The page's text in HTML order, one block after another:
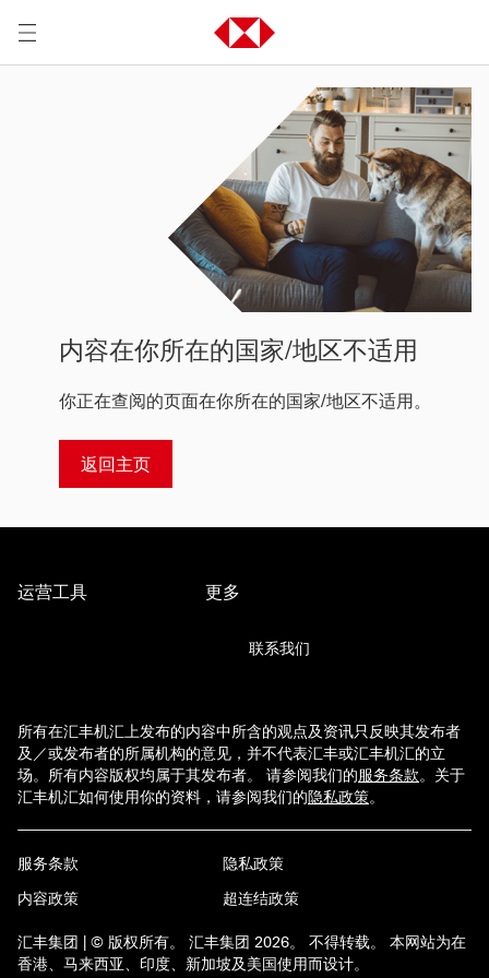
内容在你所在的国家/地区不适用
你正在查阅的页面在你所在的国家/地区不适用。
返回主页
运营工具 更多
联系我们
所有在汇丰机汇上发布的内容中所含的观点及资讯只反映其发布者
及／或发布者的所属机构的意见，并不代表汇丰或汇丰机汇的立
场。所有内容版权均属于其发布者。 请参阅我们的服务条款。 关于
汇丰机汇如何使用你的资料，请参阅我们的隐私政策。
服务条款
隐私政策
内容政策
超连结政策
汇丰集团 | © 版权所有。 汇丰集团 2026。 不得转载。 本网站为在
香港、马来西亚、印度、新加坡及美国使用而设计。